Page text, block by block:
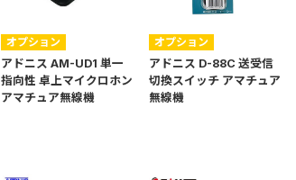
オプション
アドニス AM-UD1 単一
指向性 卓上マイクロホン
アマチュア無線機
オプション
アドニス D-88C 送受信
切換スイッチ アマチュア
無線機